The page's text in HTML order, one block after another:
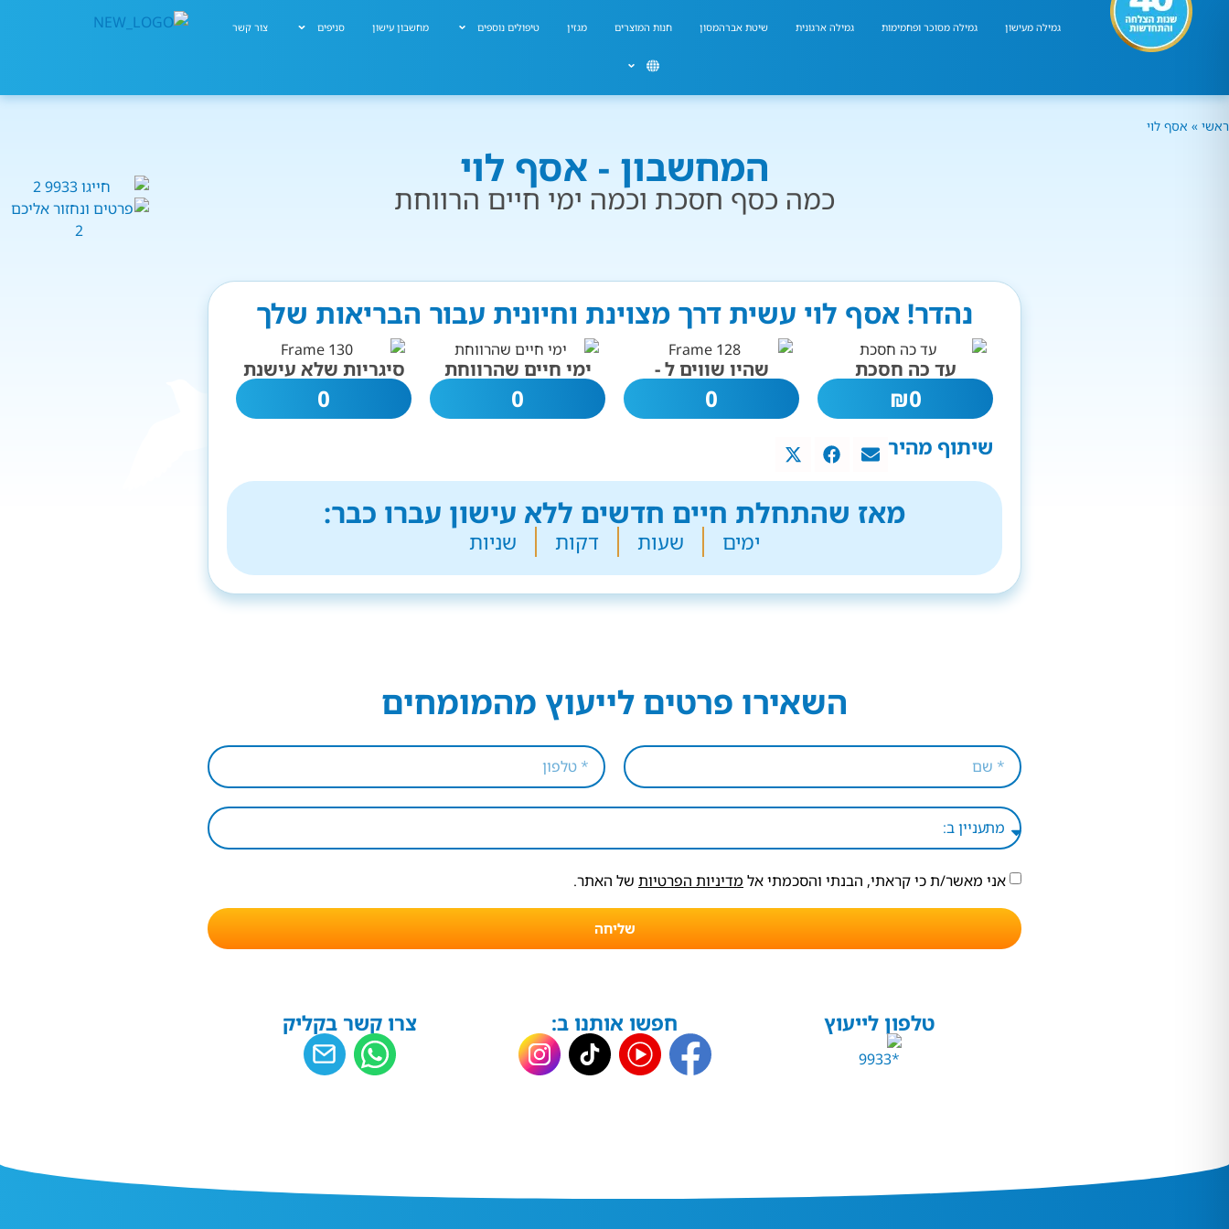
גמילה מעישון גמילה מסוכר ופחמימות גמילה ארגונית שיטת אברהמסון חנות המוצרים מגזין טיפולים נוספים מחשבון עישון סניפים צור קשר
ראשי » אסף לוי
המחשבון - אסף לוי
כמה כסף חסכת וכמה ימי חיים הרווחת
נהדר! אסף לוי עשית דרך מצוינת וחיונית עבור הבריאות שלך
עד כה חסכת
0
₪
שהיו שווים ל -
0
ימי חיים שהרווחת
0
סיגריות שלא עישנת
0
שיתוף מהיר
מאז שהתחלת חיים חדשים ללא עישון עברו כבר:
ימים שעות דקות שניות
השאירו פרטים לייעוץ מהמומחים
אני מאשר/ת כי קראתי, הבנתי והסכמתי אל מדיניות הפרטיות של האתר.
שליחה
טלפון לייעוץ חפשו אותנו ב: צרו קשר בקליק